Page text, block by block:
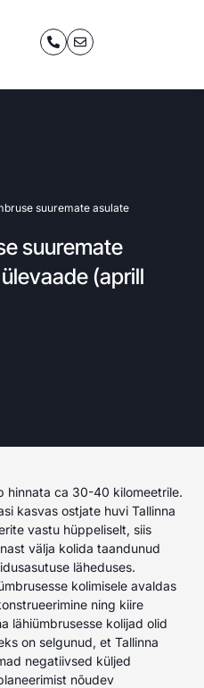
suuremate asulate
suuremate
(aprill
hinnata ca 30-40 kilomeetrile.
kasvas ostjate huvi Tallinna
vastu hüppeliselt, siis
välja kolida taandunud
läheduses.
kolimisele avaldas
ning kiire
lähiümbrusesse kolijad olid
on selgunud, et Tallinna
negatiivsed küljed
nõudev